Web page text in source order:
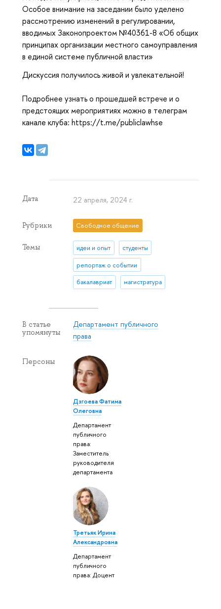
Особое внимание на заседании было уделено
рассмотрению изменений в регулировании,
вводимых Законопроектом №40361-8 «Об общих
принципах организации местного самоуправления
в единой системе публичной власти»
Дискуссия получилось живой и увлекательной!
Подробнее узнать о прошедшей встрече и о
предстоящих мероприятиях можно в телеграм
канале клуба: https://t.me/publiclawhse
Дата 22 апреля, 2024 г.
Рубрики Свободное общение
Темы идеи и опыт студенты
репортаж о событии
бакалавриат магистратура
В статье
упомянуты
Департамент публичного
права
Персоны
Дзгоева Фатима
Олеговна
Департамент
публичного
права:
Заместитель
руководителя
департамента
Третьяк Ирина
Александровна
Департамент
публичного
права: Доцент